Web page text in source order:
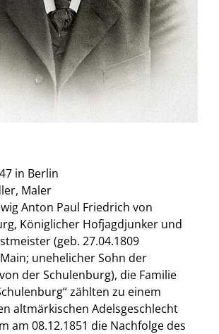
in Berlin
Maler
Anton Paul Friedrich von
Königlicher Hofjagdjunker und
(geb. 27.04.1809
unehelicher Sohn der
der Schulenburg), die Familie
zählten zu einem
altmärkischen Adelsgeschlecht
am 08.12.1851 die Nachfolge des